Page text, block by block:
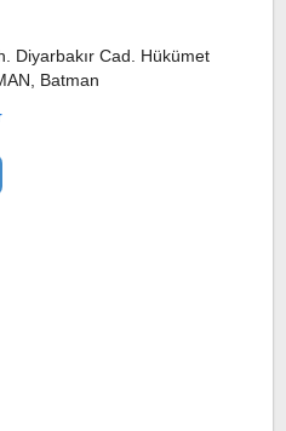
Diyarbakır Cad. Hükümet
Batman